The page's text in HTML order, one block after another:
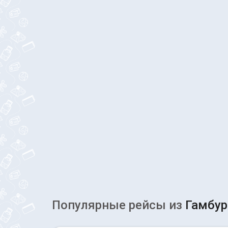
Популярные рейсы из